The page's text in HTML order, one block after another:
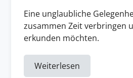
Eine unglaubliche
zusammen Zeit verbringen
erkunden möchten.
Weiterlesen